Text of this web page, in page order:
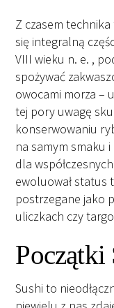
Z czasem
się integralną
VIII wieku n. e. ,
spożywać
owocami morza –
tej pory uwagę
konserwowaniu
na samym smaku
dla
ewoluował status
postrzegane jako
uliczkach czy
Początki
Sushi to